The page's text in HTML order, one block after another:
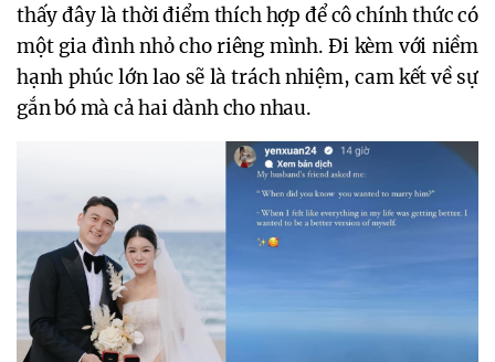
thấy đây là thời điểm thích hợp để cô chính thức có
một gia đình nhỏ cho riêng mình. Đi kèm với niềm
hạnh phúc lớn lao sẽ là trách nhiệm, cam kết về sự
gắn bó mà cả hai dành cho nhau.